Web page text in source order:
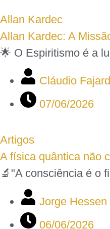
Allan Kardec
Allan Kardec: A
🌟 O Espiritismo é a
Cláudio
07/06/2026
Artigos
A física quântica não
🔬"A consciência é o
Jorge Hessen
06/06/2026